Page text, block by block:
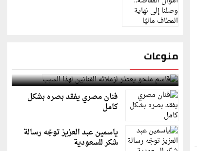
منوعات
قاسم ملحو يعتذر لزملائه الفنانين لهذا السبب
فنان مصري يفقد بصره بشكل
كامل
ياسمين عبد العزيز توجّه رسالة
شكر للسعودية